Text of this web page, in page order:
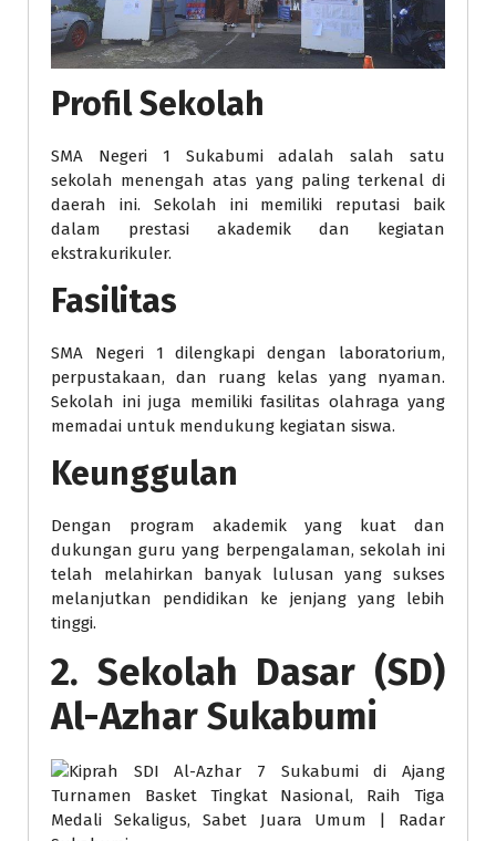
Profil Sekolah
SMA Negeri 1 Sukabumi adalah salah satu
sekolah menengah atas yang paling terkenal di
daerah ini. Sekolah ini memiliki reputasi baik
dalam prestasi akademik dan kegiatan
ekstrakurikuler.
Fasilitas
SMA Negeri 1 dilengkapi dengan laboratorium,
perpustakaan, dan ruang kelas yang nyaman.
Sekolah ini juga memiliki fasilitas olahraga yang
memadai untuk mendukung kegiatan siswa.
Keunggulan
Dengan program akademik yang kuat dan
dukungan guru yang berpengalaman, sekolah ini
telah melahirkan banyak lulusan yang sukses
melanjutkan pendidikan ke jenjang yang lebih
tinggi.
2. Sekolah Dasar (SD)
Al-Azhar Sukabumi